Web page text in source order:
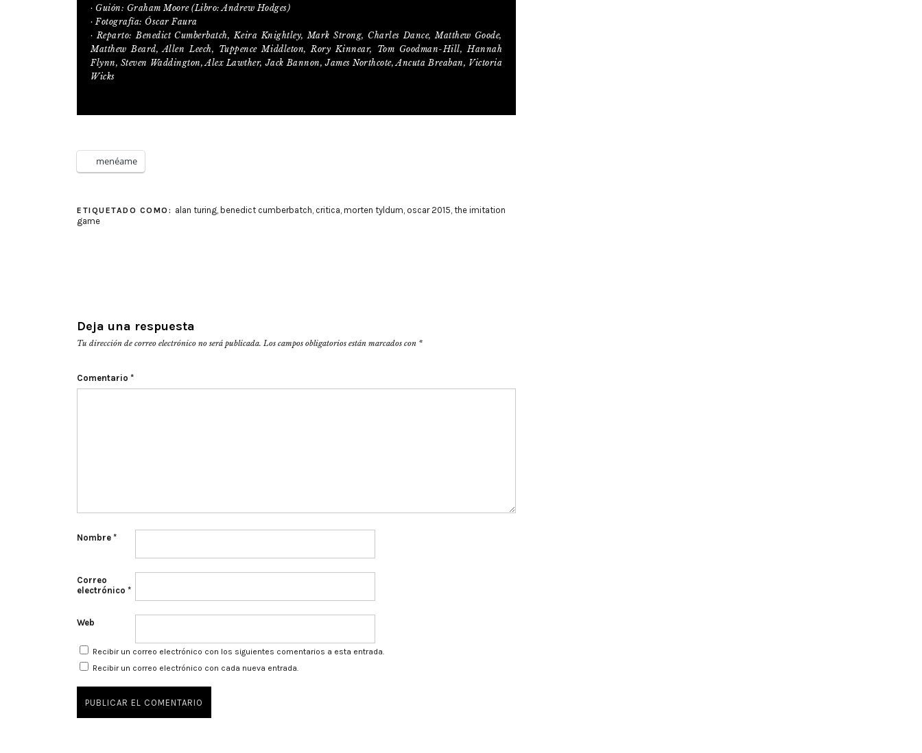
· Guión: Graham Moore (Libro: Andrew Hodges)
· Fotografía: Óscar Faura
· Reparto: Benedict Cumberbatch, Keira Knightley, Mark Strong, Charles Dance, Matthew Goode,
Matthew Beard, Allen Leech, Tuppence Middleton, Rory Kinnear, Tom Goodman-Hill, Hannah
Flynn, Steven Waddington, Alex Lawther, Jack Bannon, James Northcote, Ancuta Breaban, Victoria
Wicks
menéame
ETIQUETADO COMO: alan turing, benedict cumberbatch, critica, morten tyldum, oscar 2015, the imitation
game
Deja una respuesta
Tu dirección de correo electrónico no será publicada. Los campos obligatorios están marcados con *
Comentario *
Nombre *
Correo
electrónico *
Web
Recibir un correo electrónico con los siguientes comentarios a esta entrada.
Recibir un correo electrónico con cada nueva entrada.